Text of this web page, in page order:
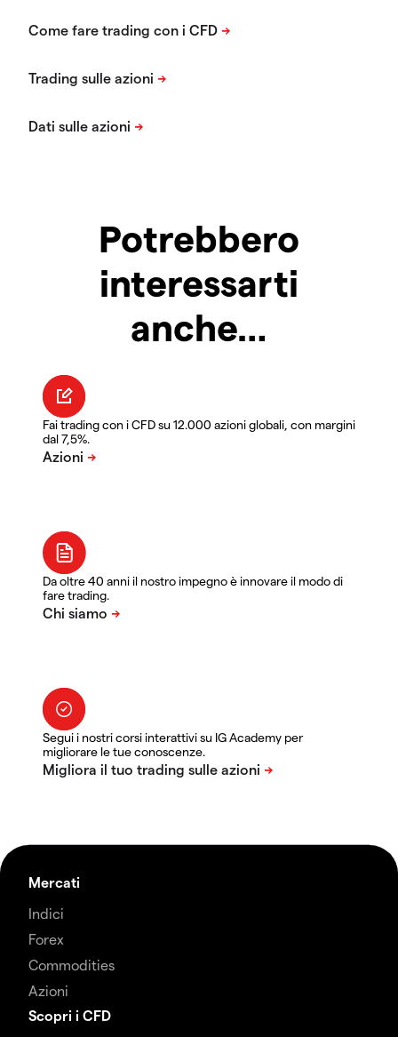
Potrebbero
interessarti
anche…
Fai trading con i CFD su 12.000 azioni globali, con margini
dal 7,5%.
Da oltre 40 anni il nostro impegno è innovare il modo di
fare trading.
Segui i nostri corsi interattivi su IG Academy per
migliorare le tue conoscenze.
Mercati
Indici
Forex
Commodities
Azioni
Scopri i CFD